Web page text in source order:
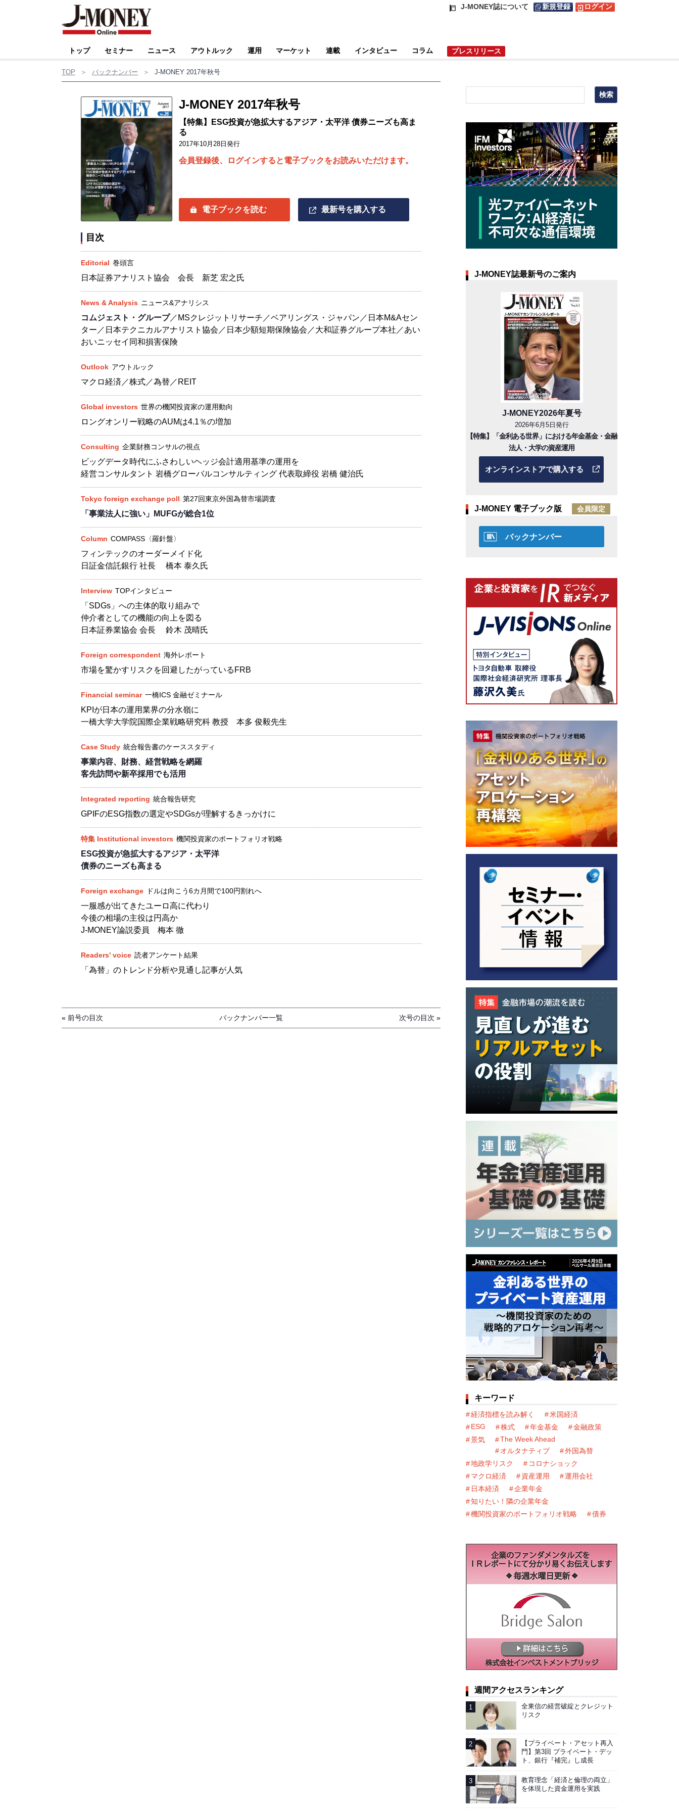
J-MONEY誌について 新規登録 ログイン
トップ セミナー ニュース アウトルック 運用 マーケット 連載 インタビュー コラム プレスリリース
TOP ＞ バックナンバー ＞ J-MONEY 2017年秋号
J-MONEY 2017年秋号
【特集】ESG投資が急拡大するアジア・太平洋 債券ニーズも高ま
る
2017年10月28日発行
会員登録後、ログインすると電子ブックをお読みいただけます。
電子ブックを読む 最新号を購入する
目次
Editorial 巻頭言
日本証券アナリスト協会 会長 新芝 宏之氏
News & Analysis ニュース&アナリシス
コムジェスト・グループ／MSクレジットリサーチ／ベアリングス・ジャパン／日本M&Aセン
ター／日本テクニカルアナリスト協会／日本少額短期保険協会／大和証券グループ本社／あい
おいニッセイ同和損害保険
Outlook アウトルック
マクロ経済／株式／為替／REIT
Global investors 世界の機関投資家の運用動向
ロングオンリー戦略のAUMは4.1％の増加
Consulting 企業財務コンサルの視点
ビッグデータ時代にふさわしいヘッジ会計適用基準の運用を
経営コンサルタント 岩橋グローバルコンサルティング 代表取締役 岩橋 健治氏
Tokyo foreign exchange poll 第27回東京外国為替市場調査
「事業法人に強い」MUFGが総合1位
Column COMPASS〈羅針盤〉
フィンテックのオーダーメイド化
日証金信託銀行 社長 橋本 泰久氏
Interview TOPインタビュー
「SDGs」への主体的取り組みで
仲介者としての機能の向上を図る
日本証券業協会 会長 鈴木 茂晴氏
Foreign correspondent 海外レポート
市場を驚かすリスクを回避したがっているFRB
Financial seminar 一橋ICS 金融ゼミナール
KPIが日本の運用業界の分水嶺に
一橋大学大学院国際企業戦略研究科 教授 本多 俊毅先生
Case Study 統合報告書のケーススタディ
事業内容、財務、経営戦略を網羅
客先訪問や新卒採用でも活用
Integrated reporting 統合報告研究
GPIFのESG指数の選定やSDGsが理解するきっかけに
特集 Institutional investors 機関投資家のポートフォリオ戦略
ESG投資が急拡大するアジア・太平洋
債券のニーズも高まる
Foreign exchange ドルは向こう6カ月間で100円割れへ
一服感が出てきたユーロ高に代わり
今後の相場の主役は円高か
J-MONEY論説委員 梅本 徹
Readers’ voice 読者アンケート結果
「為替」のトレンド分析や見通し記事が人気
« 前号の目次 バックナンバー一覧 次号の目次 »
J-MONEY誌最新号のご案内
J-MONEY2026年夏号
2026年6月5日発行
【特集】「金利ある世界」における年金基金・金融
法人・大学の資産運用
オンラインストアで購入する
J-MONEY 電子ブック版 会員限定
バックナンバー
キーワード
経済指標を読み解く
米国経済
ESG
株式 年金基金
金融政策
景気
The Week Ahead
オルタナティブ
外国為替
地政学リスク
コロナショック
マクロ経済
資産運用
運用会社
日本経済
企業年金
知りたい！隣の企業年金
機関投資家のポートフォリオ戦略
債券
週間アクセスランキング
全東信の経営破綻とクレジット
リスク
【プライベート・アセット再入
門】第3回 プライベート・デッ
ト、銀行『補完』し成長
教育理念「経済と倫理の両立」
を体現した資金運用を実践